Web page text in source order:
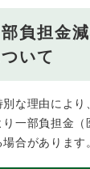
負担金
いて
な理由により
一部負担金
合があります